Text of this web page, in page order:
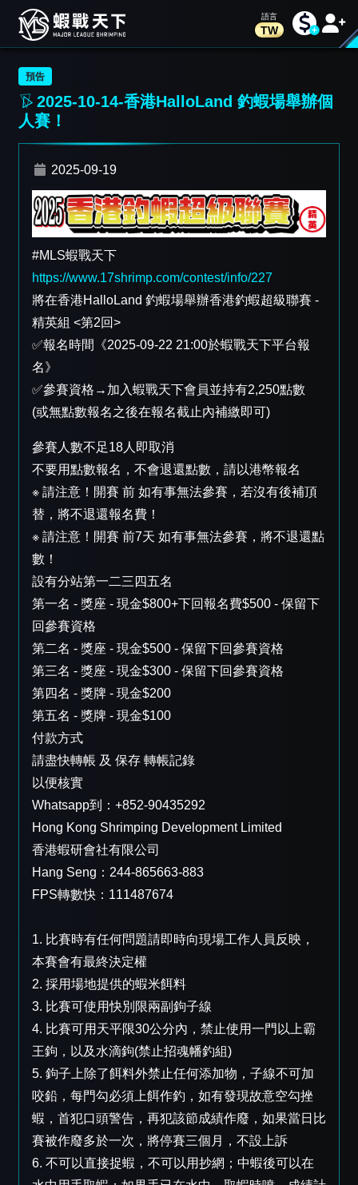
TW
預告
2025-10-14-香港HalloLand 釣蝦場舉辦個
人賽！
2025-09-19
#MLS蝦戰天下
https://www.17shrimp.com/contest/info/227
將在香港HalloLand 釣蝦場舉辦香港釣蝦超級聯賽 -
精英組 <第2回>
✅報名時間《2025-09-22 21:00於蝦戰天下平台報
名》
✅參賽資格→加入蝦戰天下會員並持有2,250點數
(或無點數報名之後在報名截止內補繳即可)
參賽人數不足18人即取消
不要用點數報名，不會退還點數，請以港幣報名
※ 請注意！開賽 前 如有事無法參賽，若沒有後補頂
替，將不退還報名費！
※ 請注意！開賽 前7天 如有事無法參賽，將不退還點
數！
設有分站第一二三四五名
第一名 - 獎座 - 現金$800+下回報名費$500 - 保留下
回參賽資格
第二名 - 獎座 - 現金$500 - 保留下回參賽資格
第三名 - 獎座 - 現金$300 - 保留下回參賽資格
第四名 - 獎牌 - 現金$200
第五名 - 獎牌 - 現金$100
付款方式
請盡快轉帳 及 保存 轉帳記錄
以便核實
Whatsapp到：+852-90435292
Hong Kong Shrimping Development Limited
香港蝦研會社有限公司
Hang Seng：244-865663-883
FPS轉數快：111487674
1. 比賽時有任何問題請即時向現場工作人員反映，
本賽會有最終決定權
2. 採用場地提供的蝦米餌料
3. 比賽可使用快別限兩副鉤子線
4. 比賽可用天平限30公分內，禁止使用一門以上霸
王鉤，以及水滴鉤(禁止招魂幡釣組)
5. 鉤子上除了餌料外禁止任何添加物，子線不可加
咬鉛，每門勾必須上餌作釣，如有發現故意空勾挫
蝦，首犯口頭警告，再犯該節成績作廢，如果當日比
賽被作廢多於一次，將停賽三個月，不設上訴
6. 不可以直接捉蝦，不可以用抄網；中蝦後可以在